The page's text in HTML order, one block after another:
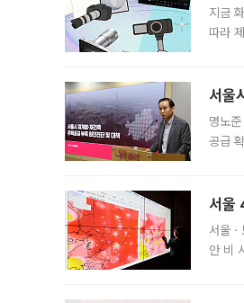
지금
따라
서울
명노
공급
서울
서울
안 비